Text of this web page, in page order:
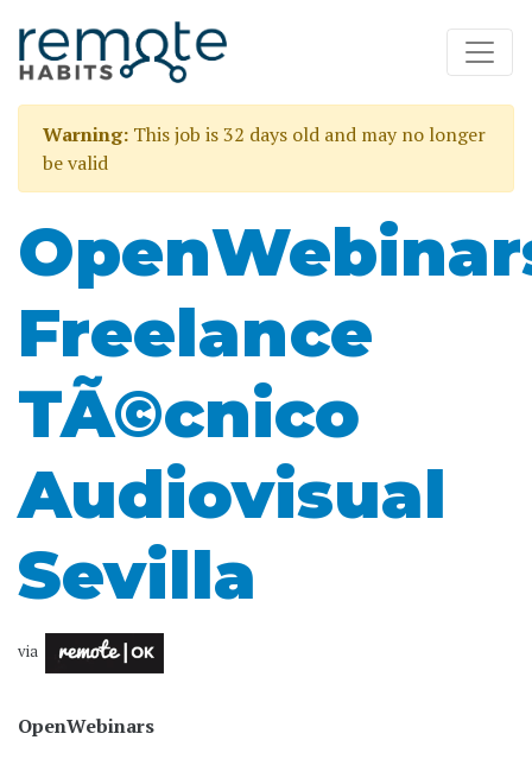
Warning: This job is 32 days old and may no longer
be valid
Freelance
TÃ©cnico
Audiovisual
Sevilla
via
OpenWebinars